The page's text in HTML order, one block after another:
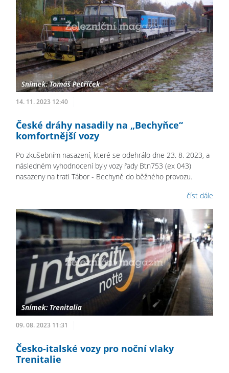
14. 11. 2023 12:40
České dráhy nasadily na „Bechyňce“
komfortnější vozy
Po zkušebním nasazení, které se odehrálo dne 23. 8. 2023, a
následném vyhodnocení byly vozy řady Btn753 (ex 043)
nasazeny na trati Tábor - Bechyně do běžného provozu.
číst dále
09. 08. 2023 11:31
Česko-italské vozy pro noční vlaky
Trenitalie